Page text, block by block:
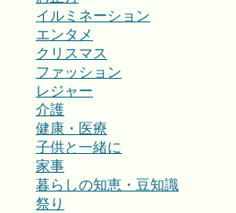
イルミネーション
エンタメ
クリスマス
ファッション
レジャー
介護
健康・医療
子供と一緒に
家事
暮らしの知恵・豆知識
祭り